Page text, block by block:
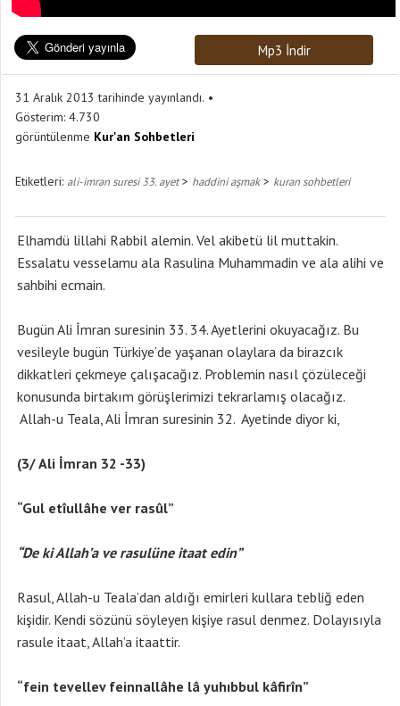
Mp3 İndir
31 Aralık 2013 tarihinde yayınlandı.
Gösterim: 4.730
görüntülenme Kur'an Sohbetleri
Etiketleri: ali-imran suresi 33. ayet> haddini aşmak> kuran sohbetleri
Elhamdü lillahi Rabbil alemin. Vel akibetü lil muttakin.
Essalatu vesselamu ala Rasulina Muhammadin ve ala alihi ve
sahbihi ecmain.
Bugün Ali İmran suresinin 33. 34. Ayetlerini okuyacağız. Bu
vesileyle bugün Türkiye’de yaşanan olaylara da birazcık
dikkatleri çekmeye çalışacağız. Problemin nasıl çözüleceği
konusunda birtakım görüşlerimizi tekrarlamış olacağız.
Allah-u Teala, Ali İmran suresinin 32. Ayetinde diyor ki,
(3/ Ali İmran 32 -33)
“Gul etîullâhe ver rasûl”
“De ki Allah’a ve rasulüne itaat edin”
Rasul, Allah-u Teala’dan aldığı emirleri kullara tebliğ eden
kişidir. Kendi sözünü söyleyen kişiye rasul denmez. Dolayısıyla
rasule itaat, Allah’a itaattir.
“fein tevellev feinnallâhe lâ yuhıbbul kâfirîn”